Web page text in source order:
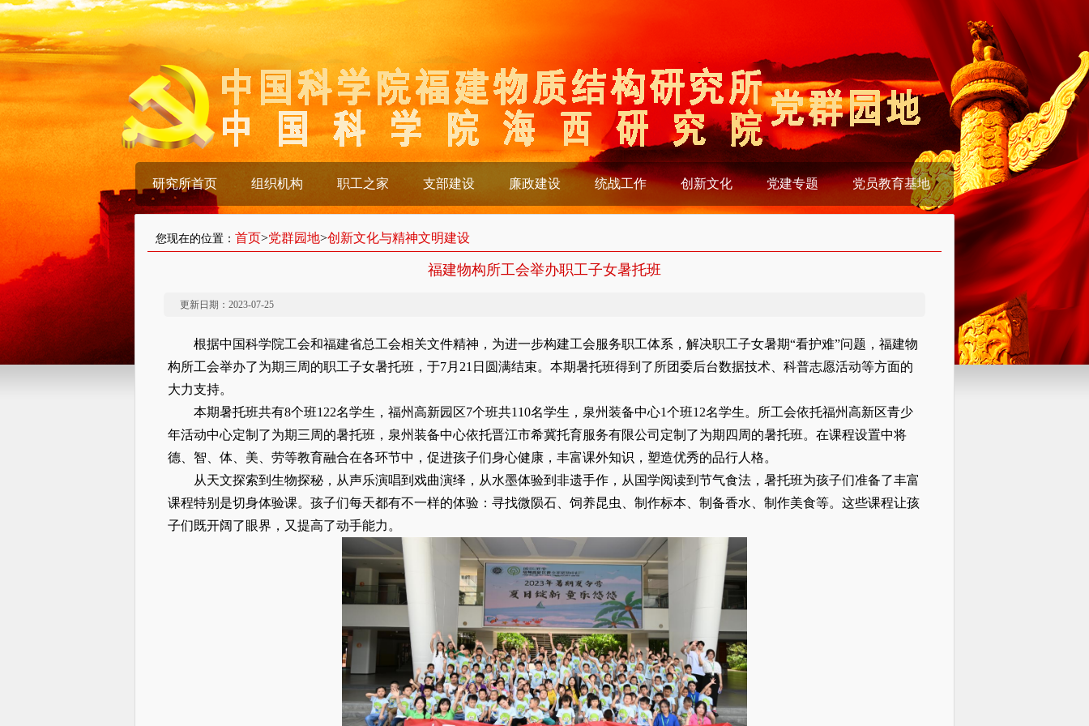
研究所首页 组织机构 职工之家 支部建设 廉政建设 统战工作 创新文化 党建专题 党员教育基地
您现在的位置： 首页>党群园地>创新文化与精神文明建设
福建物构所工会举办职工子女暑托班
更新日期：2023-07-25
根据中国科学院工会和福建省总工会相关文件精神， 为进一步构建工会服务职工体系，解决职工子女暑期“看护难”问题，福建物
构所工会举办了为期三周的职工子女暑托班，于7月21日圆满结束。本期暑托班得到了所团委后台数据技术、科普志愿活动等方面的
大力支持。
本期暑托班共有8个班122名学生， 福州高新园区7个班共110名学生，泉州装备中心1个班12名学生。 所工会依托福州高新区青少
年活动中心定制 了为期三周 的暑托班， 泉州装备中心依托晋江市希冀托育服务有限公司定制了为期四周的暑托班。在课程设置中将
德、智、体、美、劳等教育融合在各环节中，促进孩子们身心健康，丰富课外知识，塑造优秀的品行人格。
从天文探索到生物探秘，从声乐演唱到戏曲演绎，从水墨体验到非遗手作，从国学阅读到节气食法，暑托班为孩子们准备了丰富
课程特别是切身体验课。孩子们每天都有不一样的体验：寻找微陨石、饲养昆虫、制作标本、制备香水、制作美食等。这些课程让孩
子们既开阔了眼界，又提高了动手能力。